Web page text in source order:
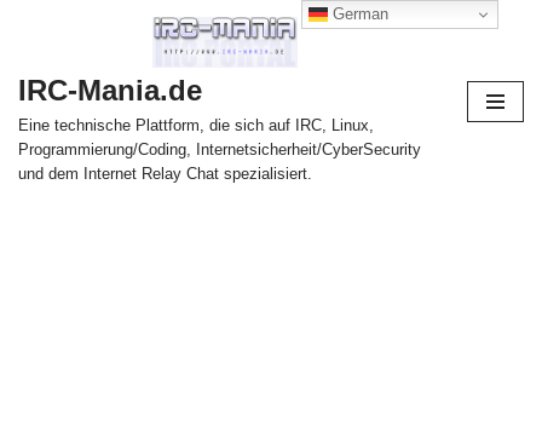
Inhalt
springen
IRC-Mania.de
Eine technische Plattform, die sich auf IRC, Linux,
Programmierung/Coding, Internetsicherheit/CyberSecurity
und dem Internet Relay Chat spezialisiert.
German